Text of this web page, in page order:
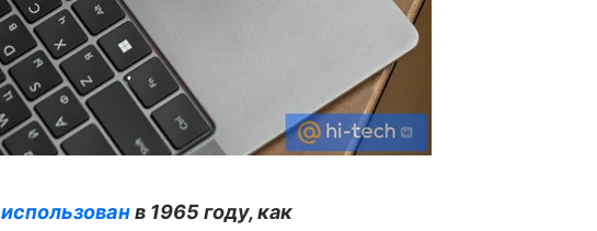
использованв 1965 году, как